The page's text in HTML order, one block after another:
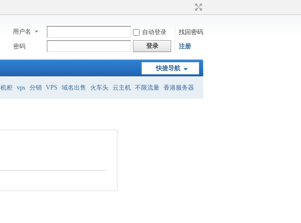
用户名 自动登录
找回密码
密码
登录 注册
快捷导航
机柜 vps 分销 VPS 域名出售 火车头 云主机 不限流量 香港服务器